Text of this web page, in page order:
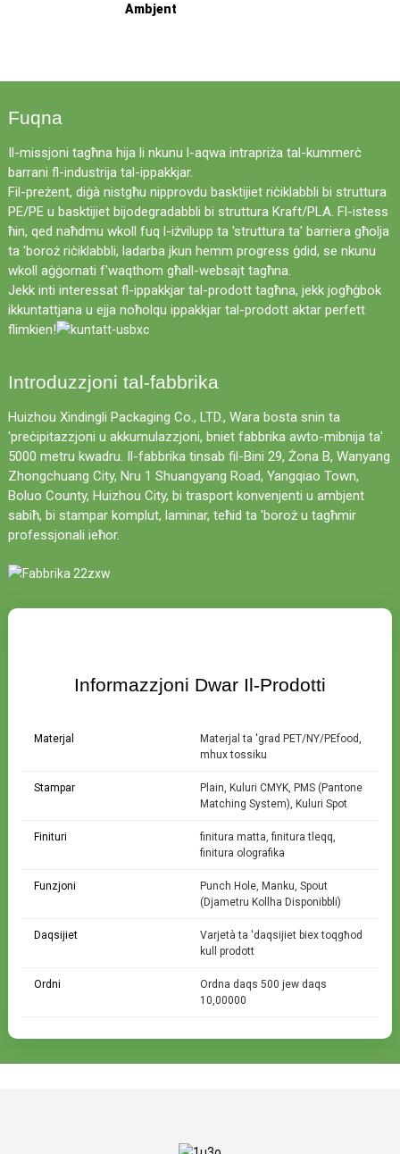
Ambjent
Fuqna
Il-missjoni tagħna hija li nkunu l-aqwa intrapriża tal-kummerċ
barrani fl-industrija tal-ippakkjar.
Fil-preżent, diġà nistgħu nipprovdu basktijiet riċiklabbli bi struttura
PE/PE u basktijiet bijodegradabbli bi struttura Kraft/PLA. Fl-istess
ħin, qed naħdmu wkoll fuq l-iżvilupp ta 'struttura ta' barriera għolja
ta 'boroż riċiklabbli, ladarba jkun hemm progress ġdid, se nkunu
wkoll aġġornati f'waqthom għall-websajt tagħna.
Jekk inti interessat fl-ippakkjar tal-prodott tagħna, jekk jogħġbok
ikkuntattjana u ejja noħolqu ippakkjar tal-prodott aktar perfett
flimkien!
Informazzjoni Dwar Il-Prodotti
Materjal
Materjal ta 'grad PET/NY/PEfood,
mhux tossiku
Stampar
Plain, Kuluri CMYK, PMS (Pantone
Matching System), Kuluri Spot
Finituri
finitura matta, finitura tleqq,
finitura olografika
Funzjoni
Punch Hole, Manku, Spout
(Djametru Kollha Disponibbli)
Daqsijiet
Varjetà ta 'daqsijiet biex toqgħod
kull prodott
Ordni
Ordna daqs 500 jew daqs
10,00000
Introduzzjoni tal-fabbrika
Huizhou Xindingli Packaging Co., LTD., Wara bosta snin ta
'preċipitazzjoni u akkumulazzjoni, bniet fabbrika awto-mibnija ta'
5000 metru kwadru. Il-fabbrika tinsab fil-Bini 29, Żona B, Wanyang
Zhongchuang City, Nru 1 Shuangyang Road, Yangqiao Town,
Boluo County, Huizhou City, bi trasport konvenjenti u ambjent
sabiħ, bi stampar komplut, laminar, teħid ta 'boroż u tagħmir
professjonali ieħor.
die-cut iddisinjati għal użu wieħed.